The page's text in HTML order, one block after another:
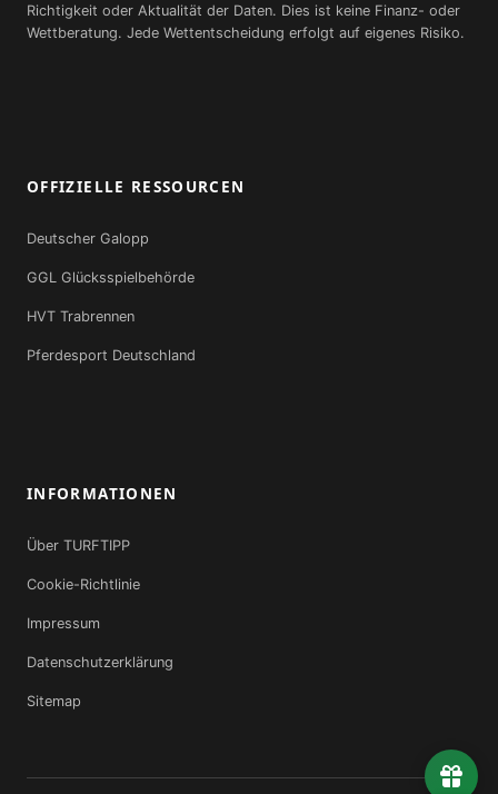
Richtigkeit oder Aktualität der Daten. Dies ist keine Finanz- oder
Wettberatung. Jede Wettentscheidung erfolgt auf eigenes Risiko.
OFFIZIELLE RESSOURCEN
Deutscher Galopp
GGL Glücksspielbehörde
HVT Trabrennen
Pferdesport Deutschland
INFORMATIONEN
Über TURFTIPP
Cookie-Richtlinie
Impressum
Datenschutzerklärung
Sitemap